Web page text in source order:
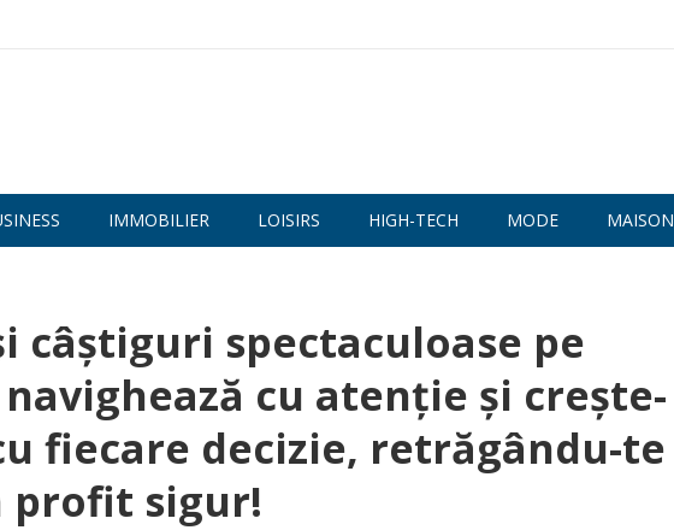
IMMOBILIER LOISIRS HIGH-TECH MODE MAISON
câștiguri spectaculoase pe
cu atenție și crește-
fiecare decizie, retrăgându-te
profit sigur!